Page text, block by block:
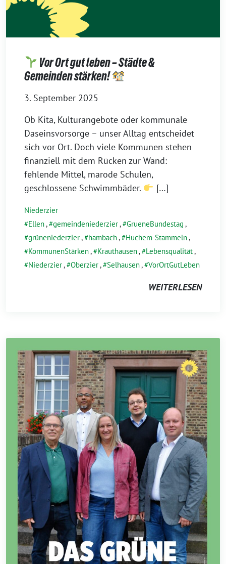
Vor Ort gut leben – Städte &
Gemeinden stärken!
3. September 2025
Ob Kita, Kulturangebote oder kommunale
Daseinsvorsorge – unser Alltag entscheidet
sich vor Ort. Doch viele Kommunen stehen
finanziell mit dem Rücken zur Wand:
fehlende Mittel, marode Schulen,
geschlossene Schwimmbäder.
[…]
Niederzier
Ellen, gemeindeniederzier, GrueneBundestag ,
grüneniederzier, hambach, Huchem-Stammeln,
KommunenStärken, Krauthausen, Lebensqualität,
Niederzier, Oberzier, Selhausen, VorOrtGutLeben
WEITERLESEN